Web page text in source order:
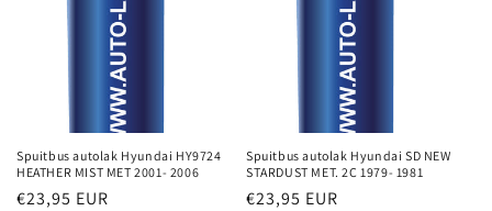
Spuitbus autolak Hyundai HY9724
HEATHER MIST MET 2001- 2006
Normale
€23,95 EUR
Spuitbus autolak Hyundai SD NEW
STARDUST MET. 2C 1979- 1981
Normale
€23,95 EUR